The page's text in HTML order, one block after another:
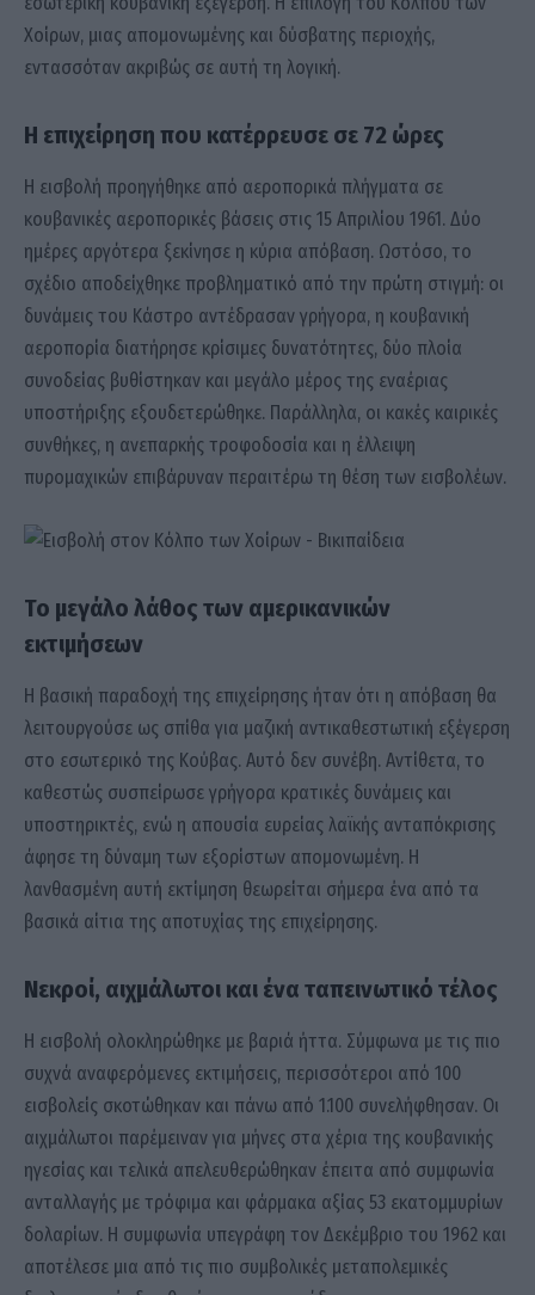
Χοίρων, μιας απομονωμένης και δύσβατης περιοχής,
εντασσόταν ακριβώς σε αυτή τη λογική.
Η επιχείρηση που κατέρρευσε σε 72 ώρες
Η εισβολή προηγήθηκε από αεροπορικά πλήγματα σε
κουβανικές αεροπορικές βάσεις στις 15 Απριλίου 1961. Δύο
ημέρες αργότερα ξεκίνησε η κύρια απόβαση. Ωστόσο, το
σχέδιο αποδείχθηκε προβληματικό από την πρώτη στιγμή: οι
δυνάμεις του Κάστρο αντέδρασαν γρήγορα, η κουβανική
αεροπορία διατήρησε κρίσιμες δυνατότητες, δύο πλοία
συνοδείας βυθίστηκαν και μεγάλο μέρος της εναέριας
υποστήριξης εξουδετερώθηκε. Παράλληλα, οι κακές καιρικές
συνθήκες, η ανεπαρκής τροφοδοσία και η έλλειψη
πυρομαχικών επιβάρυναν περαιτέρω τη θέση των εισβολέων.
Το μεγάλο λάθος των αμερικανικών
εκτιμήσεων
Η βασική παραδοχή της επιχείρησης ήταν ότι η απόβαση θα
λειτουργούσε ως σπίθα για μαζική αντικαθεστωτική εξέγερση
στο εσωτερικό της Κούβας. Αυτό δεν συνέβη. Αντίθετα, το
καθεστώς συσπείρωσε γρήγορα κρατικές δυνάμεις και
υποστηρικτές, ενώ η απουσία ευρείας λαϊκής ανταπόκρισης
άφησε τη δύναμη των εξορίστων απομονωμένη. Η
λανθασμένη αυτή εκτίμηση θεωρείται σήμερα ένα από τα
βασικά αίτια της αποτυχίας της επιχείρησης.
Νεκροί, αιχμάλωτοι και ένα ταπεινωτικό τέλος
Η εισβολή ολοκληρώθηκε με βαριά ήττα. Σύμφωνα με τις πιο
συχνά αναφερόμενες εκτιμήσεις, περισσότεροι από 100
εισβολείς σκοτώθηκαν και πάνω από 1.100 συνελήφθησαν. Οι
αιχμάλωτοι παρέμειναν για μήνες στα χέρια της κουβανικής
ηγεσίας και τελικά απελευθερώθηκαν έπειτα από συμφωνία
ανταλλαγής με τρόφιμα και φάρμακα αξίας 53 εκατομμυρίων
δολαρίων. Η συμφωνία υπεγράφη τον Δεκέμβριο του 1962 και
αποτέλεσε μια από τις πιο συμβολικές μεταπολεμικές